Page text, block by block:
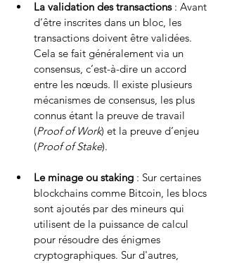
La validation des transactions : Avant
d’être inscrites dans un bloc, les
transactions doivent être validées.
Cela se fait généralement via un
consensus, c’est-à-dire un accord
entre les nœuds. Il existe plusieurs
mécanismes de consensus, les plus
connus étant la preuve de travail
(Proof of Work) et la preuve d’enjeu
(Proof of Stake).
Le minage ou staking : Sur certaines
blockchains comme Bitcoin, les blocs
sont ajoutés par des mineurs qui
utilisent de la puissance de calcul
pour résoudre des énigmes
cryptographiques. Sur d'autres,